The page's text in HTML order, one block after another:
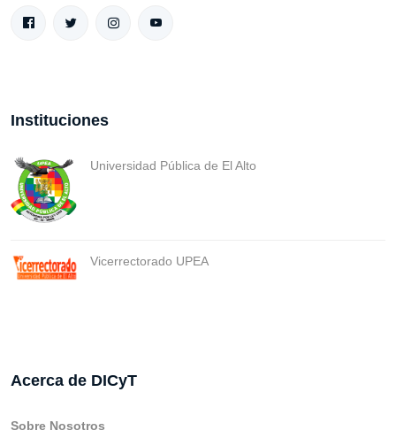
Instituciones
Universidad Pública de El Alto
Vicerrectorado UPEA
Acerca de DICyT
Sobre Nosotros